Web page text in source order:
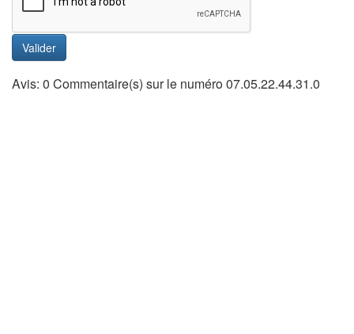
Valider
Avis: 0 Commentaire(s) sur le numéro 07.05.22.44.31.0